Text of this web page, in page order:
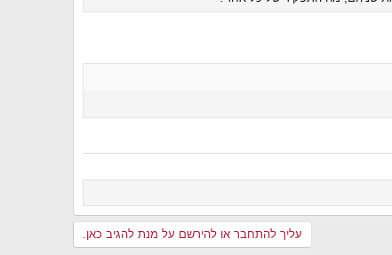
עליך להתחבר או להירשם על מנת להגיב כאן.